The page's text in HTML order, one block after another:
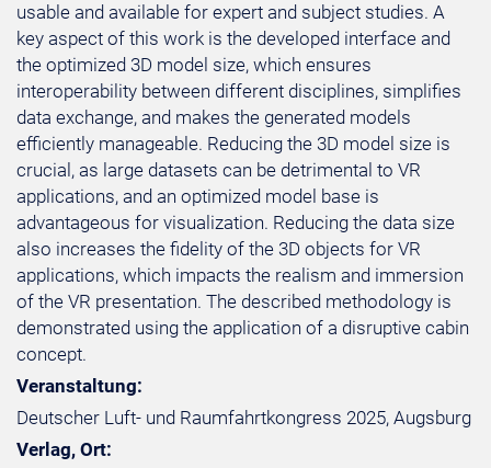
usable and available for expert and subject studies. A
key aspect of this work is the developed interface and
the optimized 3D model size, which ensures
interoperability between different disciplines, simplifies
data exchange, and makes the generated models
efficiently manageable. Reducing the 3D model size is
crucial, as large datasets can be detrimental to VR
applications, and an optimized model base is
advantageous for visualization. Reducing the data size
also increases the fidelity of the 3D objects for VR
applications, which impacts the realism and immersion
of the VR presentation. The described methodology is
demonstrated using the application of a disruptive cabin
concept.
Veranstaltung:
Deutscher Luft- und Raumfahrtkongress 2025, Augsburg
Verlag, Ort: